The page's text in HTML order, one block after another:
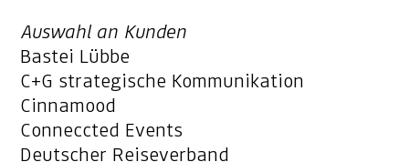
Auswahl an Kunden
Bastei Lübbe
C+G strategische Kommunikation
Cinnamood
Conneccted Events
Deutscher Reiseverband